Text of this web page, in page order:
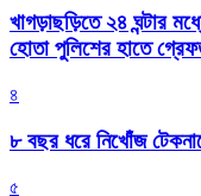
খাগড়াছড়িতে ২৪ ঘন্টার
হোতা পুলিশের হাতে
৪
৮ বছর ধরে নিখোঁজ
৫